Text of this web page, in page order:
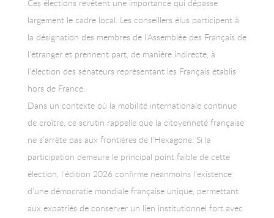
Ces élections revêtent une importance qui dépasse
largement le cadre local. Les conseillers élus participent à
la désignation des membres de l’Assemblée des Français de
l’étranger et prennent part, de manière indirecte, à
l’élection des sénateurs représentant les Français établis
hors de France.
Dans un contexte où la mobilité internationale continue
de croître, ce scrutin rappelle que la citoyenneté française
ne s’arrête pas aux frontières de l’Hexagone. Si la
participation demeure le principal point faible de cette
élection, l’édition 2026 confirme néanmoins l’existence
d’une démocratie mondiale française unique, permettant
aux expatriés de conserver un lien institutionnel fort avec